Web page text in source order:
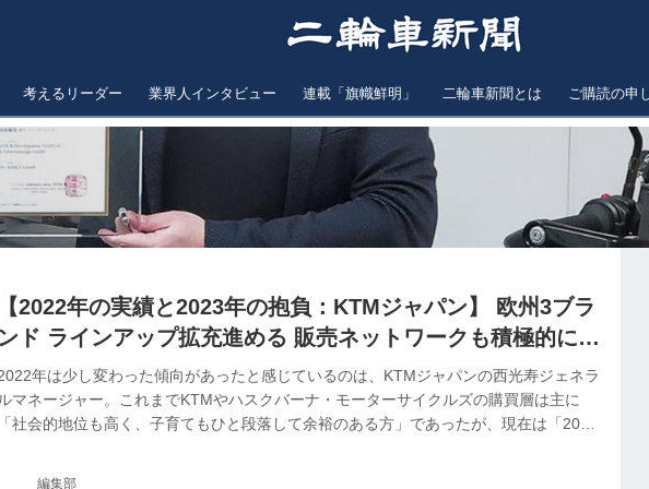
考えるリーダー 業界人インタビュー 連載「旗幟鮮明」 二輪車新聞とは ご購読の申
【2022年の実績と2023年の抱負：KTMジャパン】 欧州3ブラ
ンド ラインアップ拡充進める 販売ネットワークも積極的に拡
年は少し変わった傾向があったと感じているのは、KTMジャパンの西光寿ジェネラ
ルマネージャー。これまでKTMやハスクバーナ・モーターサイクルズの購買層は主に
「社会的地位も高く、子育てもひと段落して余裕のある方」であったが、現在は「20代
編集部